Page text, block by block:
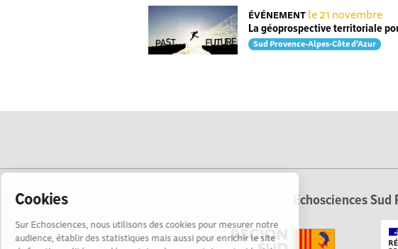
Cookies
Sur Echosciences, nous utilisons des cookies pour mesurer notre
audience, établir des statistiques mais aussi pour enrichir le site
ÉVÉNEMENT le 21 novembre
La géoprospective territoriale
Sud Provence-Alpes-Côte d'Azur
Echosciences